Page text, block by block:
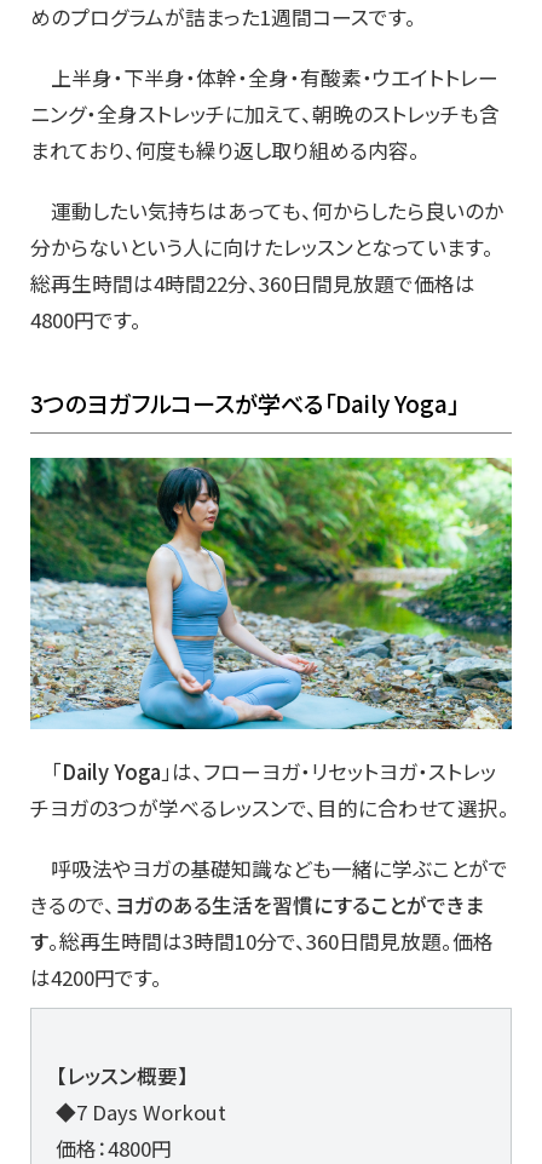
めのプログラムが詰まった1週間コースです。
上半身・下半身・体幹・全身・有酸素・ウエイトトレー
ニング・全身ストレッチに加えて、朝晩のストレッチも含
まれており、何度も繰り返し取り組める内容。
運動したい気持ちはあっても、何からしたら良いのか
分からないという人に向けたレッスンとなっています。
総再生時間は4時間22分、360日間見放題で価格は
4800円です。
3つのヨガフルコースが学べる「Daily Yoga」
「Daily Yoga」は、フローヨガ・リセットヨガ・ストレッ
チヨガの3つが学べるレッスンで、目的に合わせて選択。
呼吸法やヨガの基礎知識なども一緒に学ぶことがで
きるので、 ヨガのある生活を習慣にすることができま
す。総再生時間は3時間10分で、360日間見放題。価格
は4200円です。
【レッスン概要】
◆7 Days Workout
価格：4800円